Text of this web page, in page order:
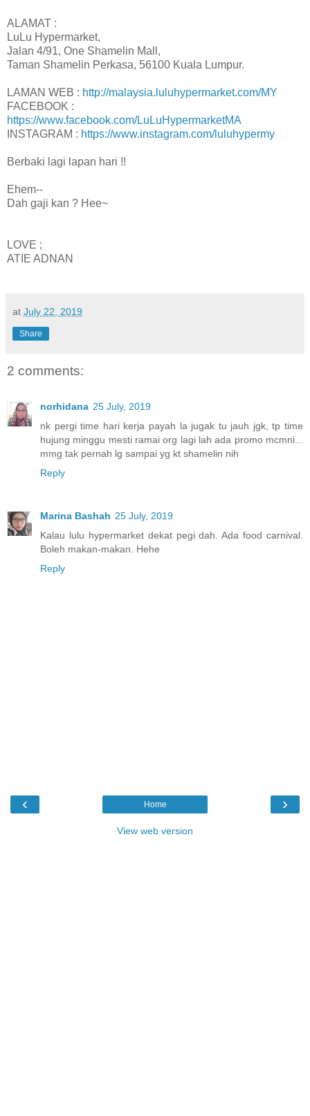
ALAMAT :
LuLu Hypermarket,
Jalan 4/91, One Shamelin Mall,
Taman Shamelin Perkasa, 56100 Kuala Lumpur.
LAMAN WEB : http://malaysia.luluhypermarket.com/MY
FACEBOOK :
https://www.facebook.com/LuLuHypermarketMA
INSTAGRAM : https://www.instagram.com/luluhypermy
Berbaki lagi lapan hari !!
Ehem--
Dah gaji kan ? Hee~
LOVE ;
ATIE ADNAN
at July 22, 2019
Share
2 comments:
norhidana 25 July, 2019
nk pergi time hari kerja payah la jugak tu jauh jgk, tp time
hujung minggu mesti ramai org lagi lah ada promo mcmni...
mmg tak pernah lg sampai yg kt shamelin nih
Reply
Marina Bashah 25 July, 2019
Kalau lulu hypermarket dekat pegi dah. Ada food carnival.
Boleh makan-makan. Hehe
Reply
‹ ›
Home
View web version